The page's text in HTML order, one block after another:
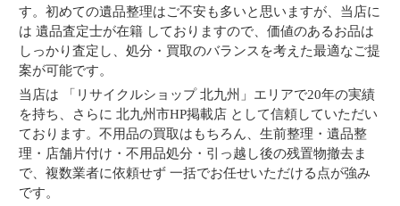
す。初めての遺品整理はご不安も多いと思いますが、当店に
は 遺品査定士が在籍 しておりますので、価値のあるお品は
しっかり査定し、処分・買取のバランスを考えた最適なご提
案が可能です。
当店は 「リサイクルショップ 北九州」エリアで20年の実績
を持ち、さらに 北九州市HP掲載店 として信頼していただい
ております。不用品の買取はもちろん、生前整理・遺品整
理・店舗片付け・不用品処分・引っ越し後の残置物撤去ま
で、複数業者に依頼せず 一括でお任せいただける点が強み
です。